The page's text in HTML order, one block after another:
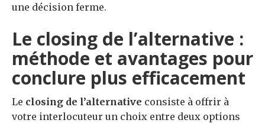
une décision ferme.
Le closing de l’alternative :
méthode et avantages pour
conclure plus efficacement
Le closing de l’alternative consiste à offrir à
votre interlocuteur un choix entre deux options